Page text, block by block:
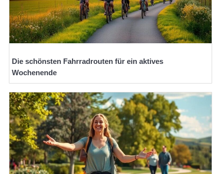
Die schönsten Fahrradrouten für ein aktives
Wochenende